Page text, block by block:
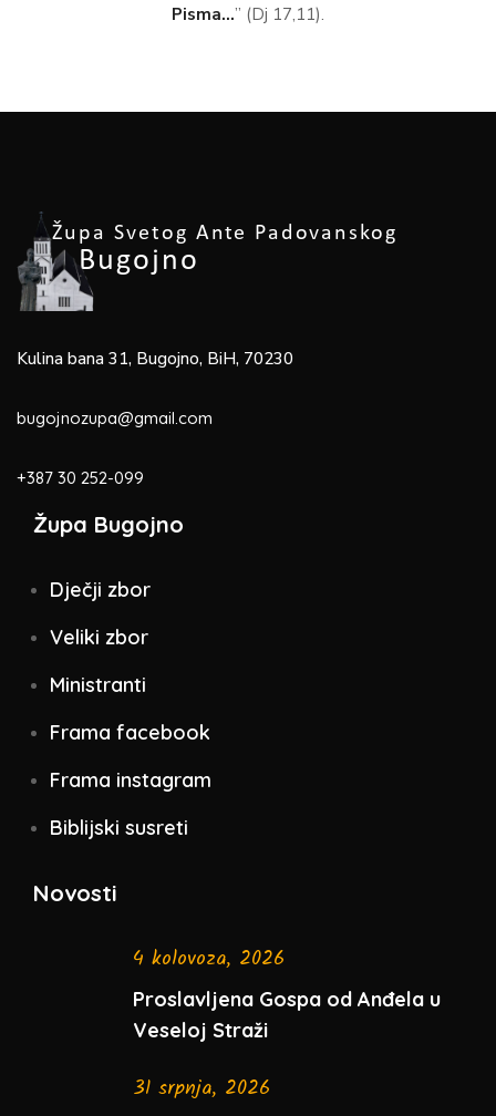
Pisma…” (Dj 17,11).
Kulina bana 31, Bugojno, BiH, 70230
bugojnozupa@gmail.com
+387 30 252-099
Župa Bugojno
Dječji zbor
Veliki zbor
Ministranti
Frama facebook
Frama instagram
Biblijski susreti
Novosti
4 kolovoza, 2026
Proslavljena Gospa od Anđela u
Veseloj Straži
31 srpnja, 2026